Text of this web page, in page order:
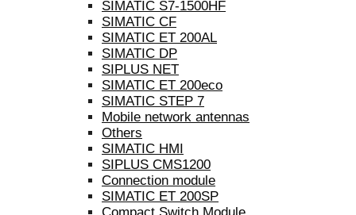
SIMATIC S7-1500HF
SIMATIC CF
SIMATIC ET 200AL
SIMATIC DP
SIPLUS NET
SIMATIC ET 200eco
SIMATIC STEP 7
Mobile network antennas
Others
SIMATIC HMI
SIPLUS CMS1200
Connection module
SIMATIC ET 200SP
Compact Switch Module